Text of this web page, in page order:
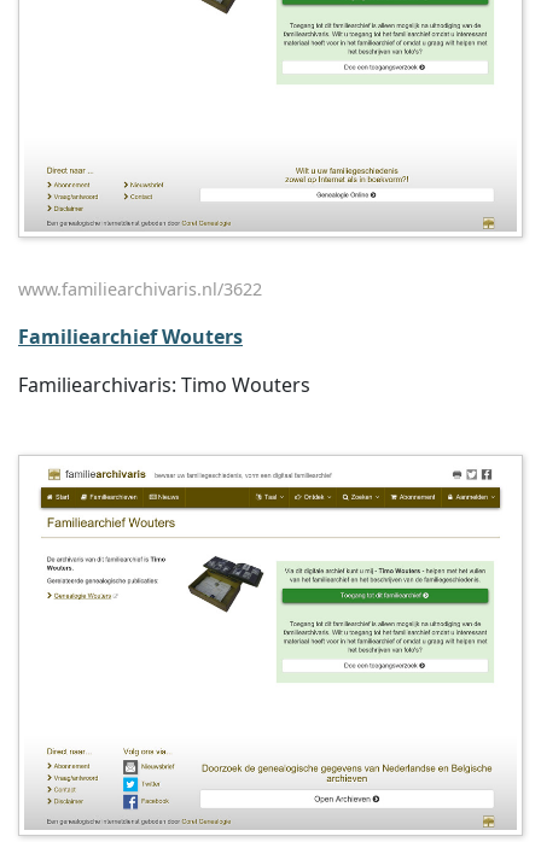
www.familiearchivaris.nl/3622
Familiearchief Wouters
Familiearchivaris: Timo Wouters